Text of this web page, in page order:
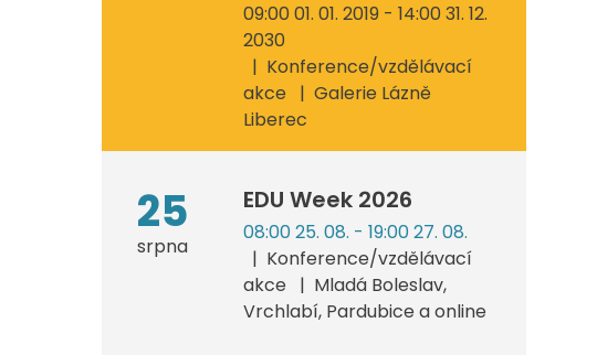
09:00 01. 01. 2019 - 14:00 31. 12.
2030
Konference/vzdělávací
akce
Galerie Lázně
Liberec
25
srpna
EDU Week 2026
08:00 25. 08. - 19:00 27. 08.
Konference/vzdělávací
akce
Mladá Boleslav,
Vrchlabí, Pardubice a online